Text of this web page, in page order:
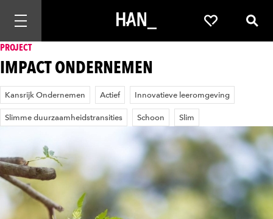
Mobiele navigatie openen Favorieten
PROJECT
IMPACT ONDERNEMEN
Kansrijk Ondernemen Actief Innovatieve leeromgeving
Slimme duurzaamheidstransities Schoon Slim